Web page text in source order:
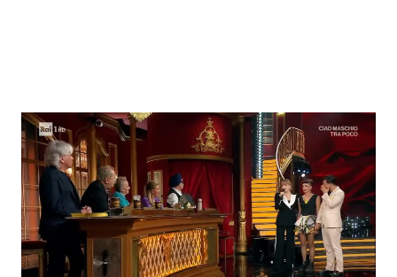
News Spettacolo
Benessere
Casa
Cucina e Ricette
Consigli di Cucina